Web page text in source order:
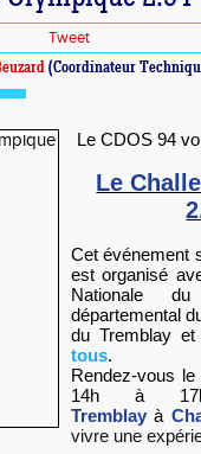
Tweet
(Coordinateur
Le CDOS 94
Le
Cet événement
est organisé
Nationale
départemental
du Tremblay
tous.
Rendez-vous le
14h à
Tremblay à
vivre une